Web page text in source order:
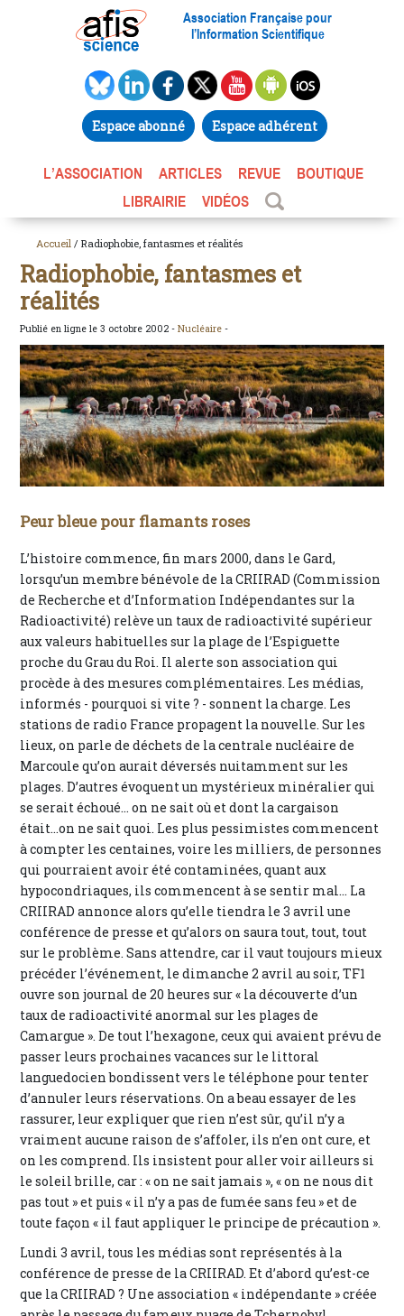
Association Française pour
l’Information Scientifique
Espace abonné Espace adhérent
L’ASSOCIATION ARTICLES REVUE
BOUTIQUE
LIBRAIRIE
VIDÉOS
Accueil / Radiophobie, fantasmes et réalités
Radiophobie, fantasmes et
réalités
Publié en ligne le 3 octobre 2002 -Nucléaire -
Peur bleue pour flamants roses
L’histoire commence, fin mars 2000, dans le Gard,
lorsqu’un membre bénévole de la CRIIRAD (Commission
de Recherche et d’Information Indépendantes sur la
Radioactivité) relève un taux de radioactivité supérieur
aux valeurs habituelles sur la plage de l’Espiguette
proche du Grau du Roi. Il alerte son association qui
procède à des mesures complémentaires. Les médias,
informés - pourquoi si vite ? - sonnent la charge. Les
stations de radio France propagent la nouvelle. Sur les
lieux, on parle de déchets de la centrale nucléaire de
Marcoule qu’on aurait déversés nuitamment sur les
plages. D’autres évoquent un mystérieux minéralier qui
se serait échoué... on ne sait où et dont la cargaison
était...on ne sait quoi. Les plus pessimistes commencent
à compter les centaines, voire les milliers, de personnes
qui pourraient avoir été contaminées, quant aux
hypocondriaques, ils commencent à se sentir mal... La
CRIIRAD annonce alors qu’elle tiendra le 3 avril une
conférence de presse et qu’alors on saura tout, tout, tout
sur le problème. Sans attendre, car il vaut toujours mieux
précéder l’événement, le dimanche 2 avril au soir, TF1
ouvre son journal de 20 heures sur « la découverte d’un
taux de radioactivité anormal sur les plages de
Camargue ». De tout l’hexagone, ceux qui avaient prévu de
passer leurs prochaines vacances sur le littoral
languedocien bondissent vers le téléphone pour tenter
d’annuler leurs réservations. On a beau essayer de les
rassurer, leur expliquer que rien n’est sûr, qu’il n’y a
vraiment aucune raison de s’affoler, ils n’en ont cure, et
on les comprend. Ils insistent pour aller voir ailleurs si
le soleil brille, car : « on ne sait jamais », « on ne nous dit
pas tout » et puis « il n’y a pas de fumée sans feu » et de
toute façon « il faut appliquer le principe de précaution ».
Lundi 3 avril, tous les médias sont représentés à la
conférence de presse de la CRIIRAD. Et d’abord qu’est-ce
que la CRIIRAD ? Une association « indépendante » créée